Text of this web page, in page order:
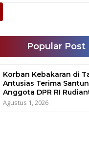
Popular Post
Korban Kebakaran di
Antusias Terima
Anggota DPR RI
Agustus 1, 2026